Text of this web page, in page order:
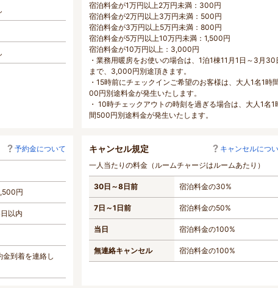
宿泊料金が1万円以上2万円未満：300円
宿泊料金が2万円以上3万円未満：500円
宿泊料金が3万円以上5万円未満：800円
宿泊料金が5万円以上10万円未満：1,500円
宿泊料金が10万円以上：3,000円
・業務用暖房をお使いの場合は、1泊1棟11月1日～3月30
まで、3,000円別途頂きます。
・15時前にチェックインご希望のお客様は、大人1名1時
00円別途料金が発生いたします。
・ 10時チェックアウトの時刻を過ぎる場合は、大人1名1
間500円別途料金が発生いたします。
予約金について
円
以内
金到着を連絡し
キャンセル規定
キャンセルにつ
一人当たりの料金（ルームチャージはルームあたり）
30日～8日前 宿泊料金の30%
7日～1日前 宿泊料金の50%
当日 宿泊料金の100%
無連絡キャンセル 宿泊料金の100%